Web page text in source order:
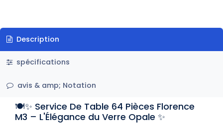
Description
spécifications
avis & amp; Notation
🍽️✨ Service De Table 64 Pièces Florence
M3 – L'Élégance du Verre Opale ✨